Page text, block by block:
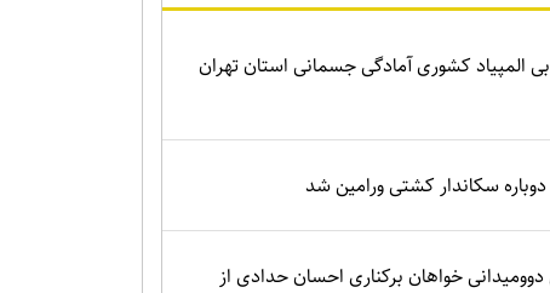
المپیاد کشوری آمادگی جسمانی استان تهران
سکاندار کشتی ورامین شد
خواهان برکناری احسان حدادی از